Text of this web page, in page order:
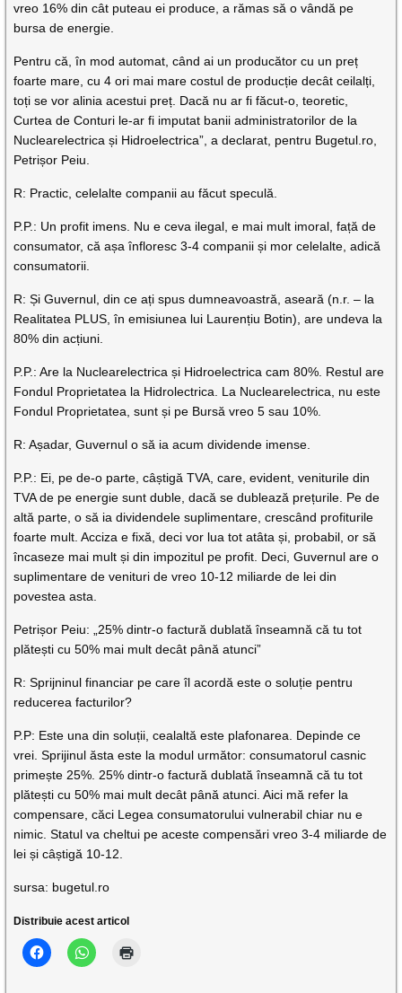
vreo 16% din cât puteau ei produce, a rămas să o vândă pe
bursa de energie.
Pentru că, în mod automat, când ai un producător cu un preț
foarte mare, cu 4 ori mai mare costul de producție decât ceilalți,
toți se vor alinia acestui preț. Dacă nu ar fi făcut-o, teoretic,
Curtea de Conturi le-ar fi imputat banii administratorilor de la
Nuclearelectrica și Hidroelectrica”, a declarat, pentru Bugetul.ro,
Petrișor Peiu.
R: Practic, celelalte companii au făcut speculă.
P.P.: Un profit imens. Nu e ceva ilegal, e mai mult imoral, față de
consumator, că așa înfloresc 3-4 companii și mor celelalte, adică
consumatorii.
R: Și Guvernul, din ce ați spus dumneavoastră, aseară (n.r. – la
Realitatea PLUS, în emisiunea lui Laurențiu Botin), are undeva la
80% din acțiuni.
P.P.: Are la Nuclearelectrica și Hidroelectrica cam 80%. Restul are
Fondul Proprietatea la Hidrolectrica. La Nuclearelectrica, nu este
Fondul Proprietatea, sunt și pe Bursă vreo 5 sau 10%.
R: Așadar, Guvernul o să ia acum dividende imense.
P.P.: Ei, pe de-o parte, câștigă TVA, care, evident, veniturile din
TVA de pe energie sunt duble, dacă se dublează prețurile. Pe de
altă parte, o să ia dividendele suplimentare, crescând profiturile
foarte mult. Acciza e fixă, deci vor lua tot atâta și, probabil, or să
încaseze mai mult și din impozitul pe profit. Deci, Guvernul are o
suplimentare de venituri de vreo 10-12 miliarde de lei din
povestea asta.
Petrișor Peiu: „25% dintr-o factură dublată înseamnă că tu tot
plătești cu 50% mai mult decât până atunci”
R: Sprijninul financiar pe care îl acordă este o soluție pentru
reducerea facturilor?
P.P: Este una din soluții, cealaltă este plafonarea. Depinde ce
vrei. Sprijinul ăsta este la modul următor: consumatorul casnic
primește 25%. 25% dintr-o factură dublată înseamnă că tu tot
plătești cu 50% mai mult decât până atunci. Aici mă refer la
compensare, căci Legea consumatorului vulnerabil chiar nu e
nimic. Statul va cheltui pe aceste compensări vreo 3-4 miliarde de
lei și câștigă 10-12.
sursa: bugetul.ro
Distribuie acest articol